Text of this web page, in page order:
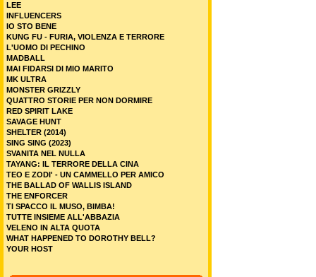
LEE
INFLUENCERS
IO STO BENE
KUNG FU - FURIA, VIOLENZA E TERRORE
L'UOMO DI PECHINO
MADBALL
MAI FIDARSI DI MIO MARITO
MK ULTRA
MONSTER GRIZZLY
QUATTRO STORIE PER NON DORMIRE
RED SPIRIT LAKE
SAVAGE HUNT
SHELTER (2014)
SING SING (2023)
SVANITA NEL NULLA
TAYANG: IL TERRORE DELLA CINA
TEO E ZODI' - UN CAMMELLO PER AMICO
THE BALLAD OF WALLIS ISLAND
THE ENFORCER
TI SPACCO IL MUSO, BIMBA!
TUTTE INSIEME ALL'ABBAZIA
VELENO IN ALTA QUOTA
WHAT HAPPENED TO DOROTHY BELL?
YOUR HOST